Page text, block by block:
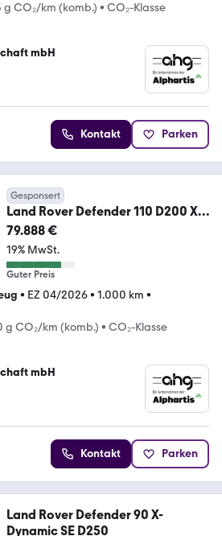
g CO₂/km (komb.) • CO₂-Klasse
mbH
Kontakt Parken
Gesponsert
Land Rover Defender 110 D200 X-
DYNAMIC SE PANODACH AHK
BLAC
79.888 €
19% MwSt.
Guter Preis
• EZ 04/2026• 1.000 km •
g CO₂/km (komb.) • CO₂-Klasse
mbH
Kontakt Parken
Land Rover Defender 90 X-
Dynamic SE D250